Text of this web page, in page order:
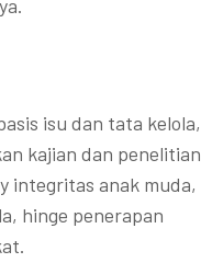
isu dan tata kelola,
kajian dan penelitian
integritas anak muda,
hinge penerapan